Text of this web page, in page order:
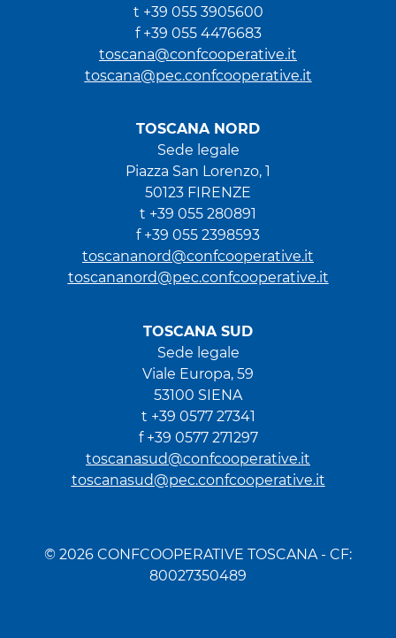
t +39 055 3905600
f +39 055 4476683
toscana@confcooperative.it
toscana@pec.confcooperative.it
TOSCANA NORD
Sede legale
Piazza San Lorenzo, 1
50123 FIRENZE
t +39 055 280891
f +39 055 2398593
toscananord@confcooperative.it
toscananord@pec.confcooperative.it
TOSCANA SUD
Sede legale
Viale Europa, 59
53100 SIENA
t +39 0577 27341
f +39 0577 271297
toscanasud@confcooperative.it
toscanasud@pec.confcooperative.it
© 2026 CONFCOOPERATIVE TOSCANA - CF:
80027350489